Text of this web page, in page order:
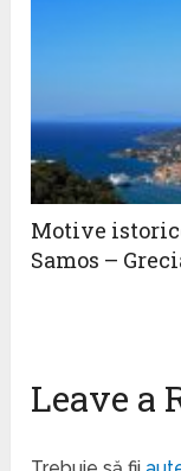
Motive
Samos –
Leave a